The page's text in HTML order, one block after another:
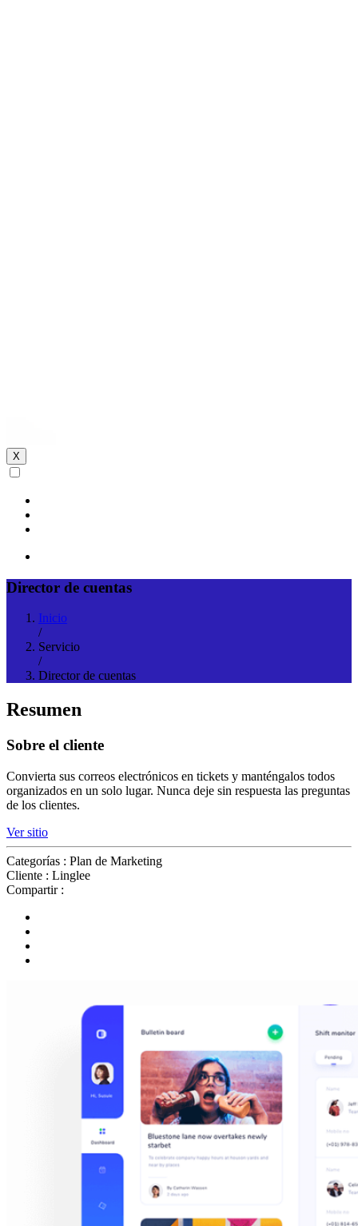
X
Director de cuentas
Inicio
/
Servicio
/
Director de cuentas
Resumen
Sobre el cliente
Convierta sus correos electrónicos en tickets y manténgalos todos
organizados en un solo lugar. Nunca deje sin respuesta las preguntas
de los clientes.
Ver sitio
Categorías : Plan de Marketing
Cliente : Linglee
Compartir :